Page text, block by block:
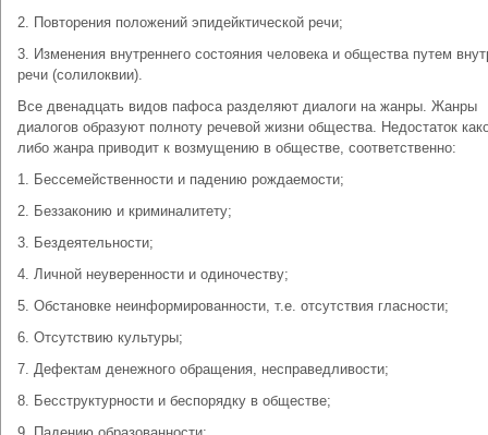
2. Повторения положений эпидейктической речи;
3. Изменения внутреннего состояния человека и общества путем
речи (солилоквии).
Все двенадцать видов пафоса разделяют диалоги на жанры. Жанры
диалогов образуют полноту речевой жизни общества. Недостаток
либо жанра приводит к возмущению в обществе, соответственно:
1. Бессемейственности и падению рождаемости;
2. Беззаконию и криминалитету;
3. Бездеятельности;
4. Личной неуверенности и одиночеству;
5. Обстановке неинформированности, т.е. отсутствия гласности;
6. Отсутствию культуры;
7. Дефектам денежного обращения, несправедливости;
8. Бесструктурности и беспорядку в обществе;